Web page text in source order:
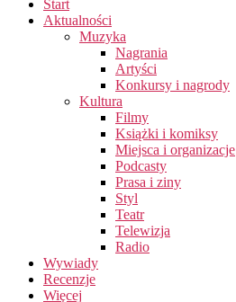
Start
Aktualności
Muzyka
Nagrania
Artyści
Konkursy i nagrody
Kultura
Filmy
Książki i komiksy
Miejsca i organizacje
Podcasty
Prasa i ziny
Styl
Teatr
Telewizja
Radio
Wywiady
Recenzje
Więcej